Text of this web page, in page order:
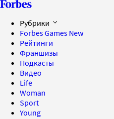
Рубрики
Forbes Games New
Рейтинги
Франшизы
Подкасты
Видео
Life
Woman
Sport
Young